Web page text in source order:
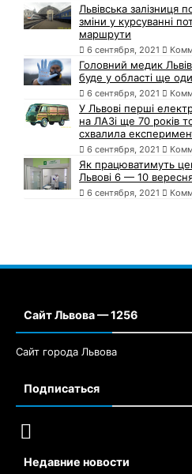
Львівська залізниця
зміни у курсуванні
маршрути
6 сентября, 2021
Головний медик
буде у області ще
6 сентября, 2021
У Львові перші
на ЛАЗі ще 70 років
схвалила
6 сентября, 2021
Як працюватимуть
Львові 6 — 10
6 сентября, 2021
Сайт Львова — 1256
Сайт города Львова
Подписаться
Недавние новости